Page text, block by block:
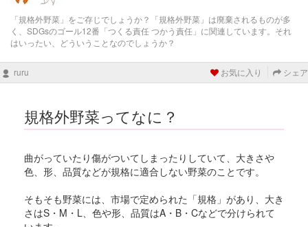
「規格外野菜」をご存じでしょうか？「規格外野菜」は廃棄されるものが多
く、SDGsのゴール12番「つくる責任 つかう責任」に関連しています。それ
はいったい、どういうことなのでしょうか？
ruru お気に入り シェア
規格外野菜ってなに？
曲がっていたり傷がついてしまったりしていて、大きさや
色、形、品質などが規格に適合しない野菜のことです。
そもそも野菜には、市場で定められた「規格」があり、大き
さはS・M・L、色や形、品質はA・B・Cなどで分けられて